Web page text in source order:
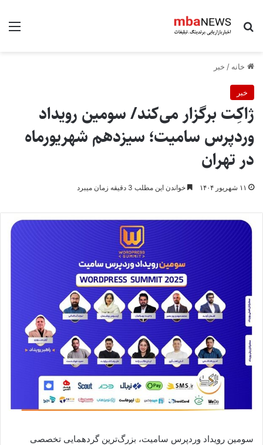
جستجو برای
خانه / خبر
خبر
ژاکِت برگزار می‌کند/ سومین رویداد
وردپرس سامیت؛ سیزدهم شهریورماه
در تهران
۱۱ شهریور ۱۴۰۴ خواندن این مطلب 3 دقیقه زمان میبرد
سومین رویداد وردپرس سامیت، بزرگ‌ترین گردهمایی تخصصی